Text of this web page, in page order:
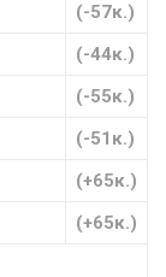
(-57κ.)
(-44κ.)
(-55κ.)
(-51κ.)
(+65κ.)
(+65κ.)